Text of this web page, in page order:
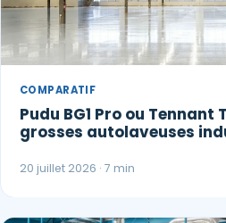
COMPARATIF
Pudu BG1 Pro ou Tennant
grosses autolaveuses
20 juillet 2026 · 7 min